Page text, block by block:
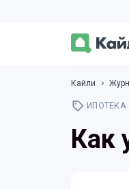
Кайли
ИПОТЕКА
Как